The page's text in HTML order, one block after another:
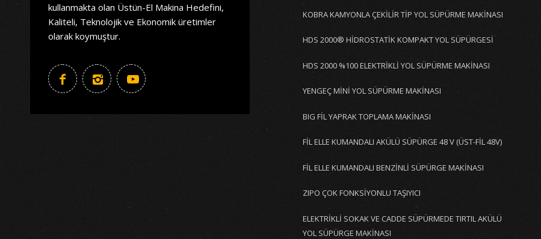
kullanmakta olan Üstün-El Makina Hedefini,
Kaliteli, Teknolojik ve Ekonomik üretimler
olarak koymuştur.
KOBRA KAMYONLA ÇEKİLİR TİP YOL SÜPÜRME MAKİNASI
HDS 2000® HİDROSTATİK KOMPAKT YOL SÜPÜRGESİ
HDS 2000 %100 ELEKTRİKLİ YOL SÜPÜRME MAKİNASI
YENGEÇ MİNİ YOL SÜPÜRME MAKİNASI
BIG FİL YAPRAK TOPLAMA MAKİNASI
FİL ELLE KUMANDALI AKÜLÜ SÜPÜRGE 48 V (ÜST-FİL 48V)
FİL ELLE KUMANDALI BENZİNLİ SÜPÜRGE MAKİNASI
ZIPO ÇOK FONKSİYONLU TAŞIYICI
ELEKTRİKLİ SOKAK VE CADDE SÜPÜRMEDE TIRTIL AKÜLÜ
YOL SÜPÜRGE MAKİNASI